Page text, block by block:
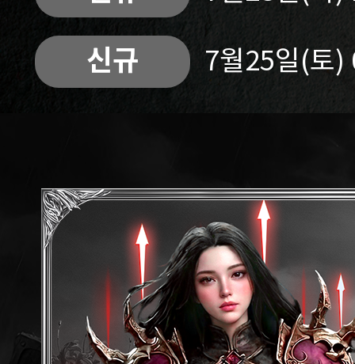
신규 7월25일(토